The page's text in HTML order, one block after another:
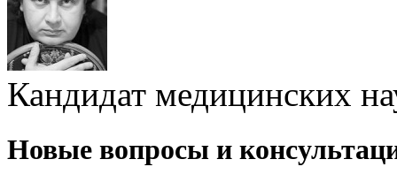
Кандидат медицинских
Новые вопросы и